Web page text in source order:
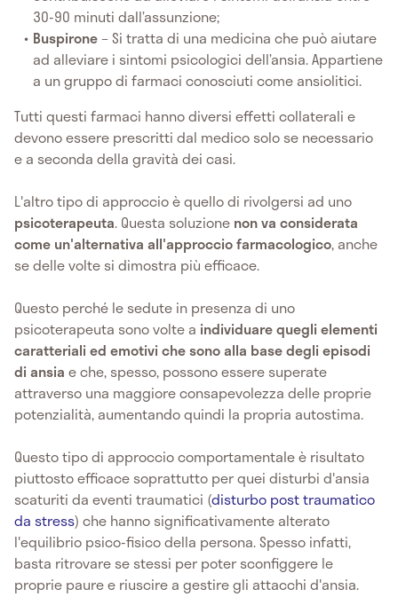
30-90 minuti dall’assunzione;
Buspirone– Si tratta di una medicina che può aiutare
ad alleviare i sintomi psicologici dell’ansia. Appartiene
a un gruppo di farmaci conosciuti come ansiolitici.
Tutti questi farmaci hanno diversi effetti collaterali e
devono essere prescritti dal medico solo se necessario
e a seconda della gravità dei casi.
L'altro tipo di approccio è quello di rivolgersi ad uno
psicoterapeuta. Questa soluzione non va considerata
come un'alternativa all'approccio farmacologico, anche
se delle volte si dimostra più efficace.
Questo perché le sedute in presenza di uno
psicoterapeuta sono volte a individuare quegli elementi
caratteriali ed emotivi che sono alla base degli episodi
di ansia e che, spesso, possono essere superate
attraverso una maggiore consapevolezza delle proprie
potenzialità, aumentando quindi la propria autostima.
Questo tipo di approccio comportamentale è risultato
piuttosto efficace soprattutto per quei disturbi d'ansia
scaturiti da eventi traumatici (disturbo post traumatico
da stress) che hanno significativamente alterato
l'equilibrio psico-fisico della persona. Spesso infatti,
basta ritrovare se stessi per poter sconfiggere le
proprie paure e riuscire a gestire gli attacchi d'ansia.